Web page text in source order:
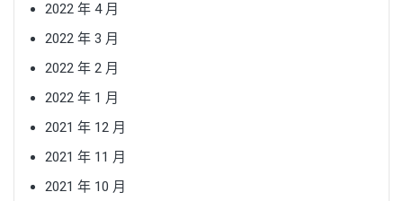
2022 年 4 月
2022 年 3 月
2022 年 2 月
2022 年 1 月
2021 年 12 月
2021 年 11 月
2021 年 10 月